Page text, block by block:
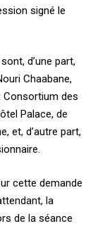
signé le
d’une part,
Chaabane,
des
Palace, de
et, d’autre part,
cette demande
la
de la séance